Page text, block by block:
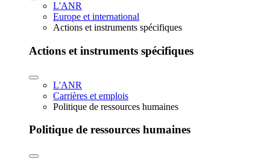
L'ANR
Europe et international
Actions et instruments spécifiques
Actions et instruments spécifiques
L'ANR
Carrières et emplois
Politique de ressources humaines
Politique de ressources humaines